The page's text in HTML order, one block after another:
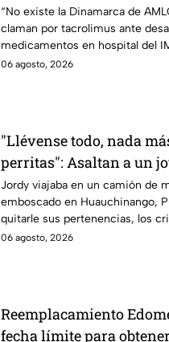
ante desabasto en IMSS
“No existe la Dinamarca de
claman por tacrolimus ante
medicamentos en hospital del
900 personas están afectadas.
06 agosto, 2026
"Llévense todo, nada
perritas": Asaltan a un
sus cuentas y le roban a
en Huauchinango,
Jordy viajaba en un camión de
emboscado en Huauchinango,
quitarle sus pertenencias, los
a sus perritas.
06 agosto, 2026
Reemplacamiento
fecha límite para obtener